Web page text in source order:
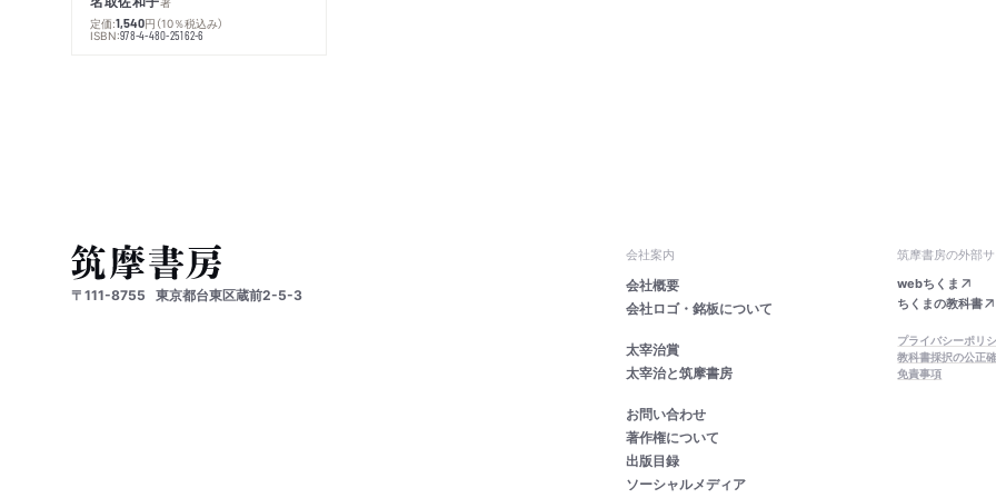
定価:1,540円 （10％税込み）
ISBN:978-4-480-25162-6
〒111-8755 東京都台東区蔵前2-5-3
会社案内
会社概要
会社ロゴ・銘板について
太宰治賞
太宰治と筑摩書房
お問い合わせ
著作権について
出版目録
ソーシャルメディア
筑摩書房の外部サ
webちくま
ちくまの教科書
プライバシーポリ
教科書採択の公正
免責事項